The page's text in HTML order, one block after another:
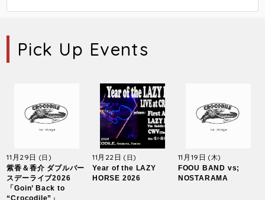
Pick Up Events
11月29日 (日)
紫香＆香介 ダブルバー
スデーライブ2026
「Goin’ Back to
“Crocodile”」
11月22日(日)
Year of the LAZY
HORSE 2026
11月19日 (木)
FOOU BAND vs;
NOSTARAMA